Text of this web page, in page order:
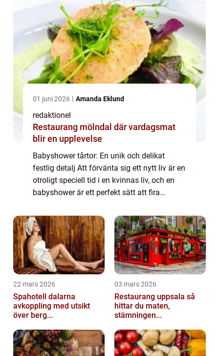
01 juni 2026 Amanda Eklund
redaktionel
Restaurang mölndal där vardagsmat
blir en upplevelse
Babyshower tårtor: En unik och delikat
festlig detalj Att förvänta sig ett nytt liv är en
otroligt speciell tid i en kvinnas liv, och en
babyshower är ett perfekt sätt att fira
mest älskade och efterlängtade d...
22 mars 2026
Spahotell dalarna
avkoppling med utsikt
över berg...
03 mars 2026
Restaurang uppsala så
hittar du maten,
stämningen...